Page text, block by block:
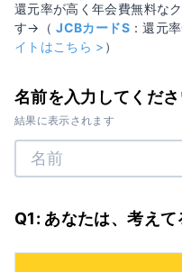
還元率が高く年会費無料な
す→（JCBカードS：還元
イトはこちら > ）
名前を入力してくだ
結果に表示されます
Q1: あなたは、考え